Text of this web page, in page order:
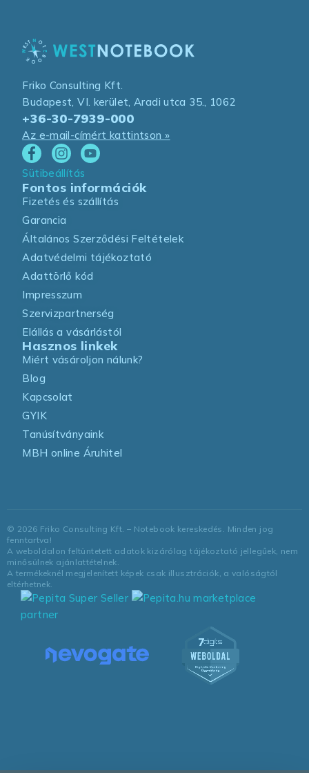
Friko Consulting Kft.
Budapest, VI. kerület, Aradi utca 35., 1062
+36-30-7939-000
Az e-mail-címért kattintson »
Sütibeállítás
Fontos információk
Fizetés és szállítás
Garancia
Általános Szerződési Feltételek
Adatvédelmi tájékoztató
Adattörlő kód
Impresszum
Szervizpartnerség
Elállás a vásárlástól
Hasznos linkek
Miért vásároljon nálunk?
Blog
Kapcsolat
GYIK
Tanúsítványaink
MBH online Áruhitel
© 2026 Friko Consulting Kft. – Notebook kereskedés. Minden jog
fenntartva!
A weboldalon feltüntetett adatok kizárólag tájékoztató jellegűek, nem
minősülnek ajánlattételnek.
A termékeknél megjelenített képek csak illusztrációk, a valóságtól
eltérhetnek.
marketplace
partner